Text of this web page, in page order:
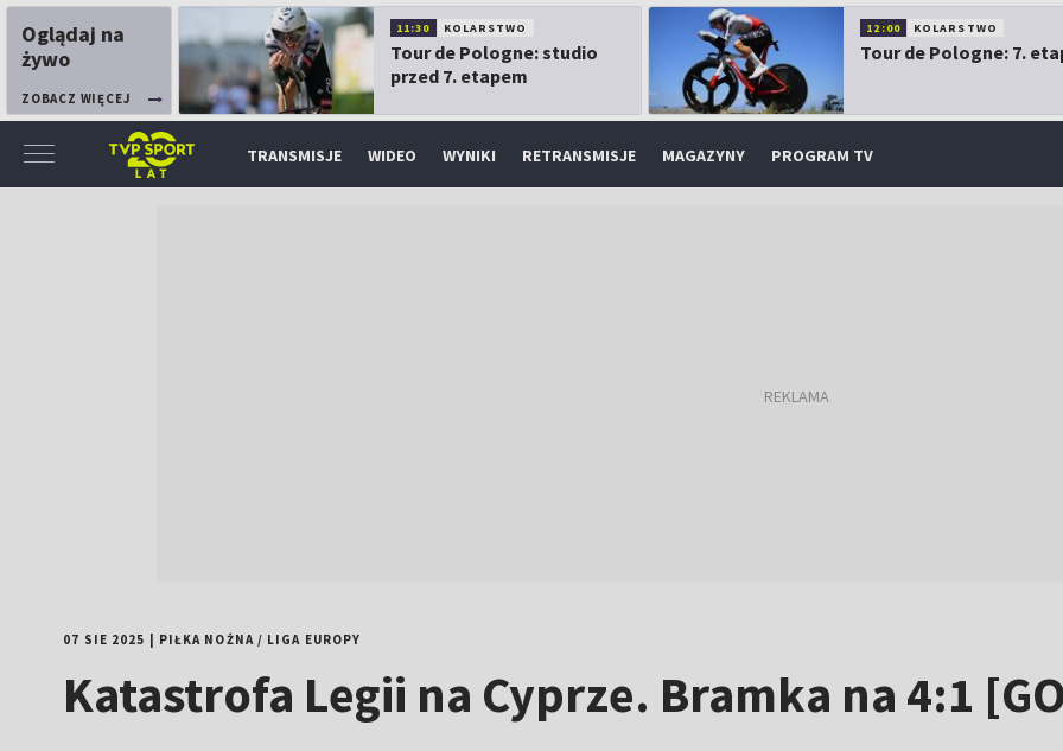
Oglądaj na
żywo
ZOBACZ WIĘCEJ
11:30 KOLARSTWO
Tour de Pologne: studio
przed 7. etapem
12:00 KOLARSTWO
Tour de Pologne: 7.
TRANSMISJE WIDEO WYNIKI RETRANSMISJE MAGAZYNY PROGRAM TV
07 SIE 2025 PIŁKA NOŻNA/ LIGA EUROPY
Katastrofa Legii na Cyprze. Bramka na 4:1